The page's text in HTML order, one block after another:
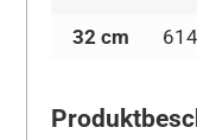
32 cm